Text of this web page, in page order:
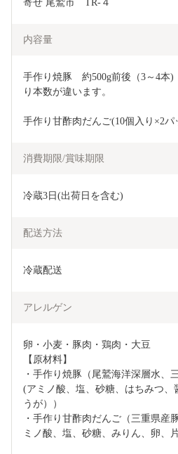
寄せ 尾鷲市　TR-４
内容量
手作り焼豚　約500g前後（3～4本
り本数が違います。
手作り甘酢肉だんご(10個入り×2パ
消費期限/賞味期限
冷蔵3日(出荷日を含む)
配送方法
冷蔵配送
アレルゲン
卵・小麦・豚肉・鶏肉・大豆
【原材料】
・手作り焼豚（尾鷲海洋深層水、
(アミノ酸、塩、砂糖、はちみつ、
うが））
・手作り甘酢肉だんご（三重県産
ミノ酸、塩、砂糖、みりん、卵、